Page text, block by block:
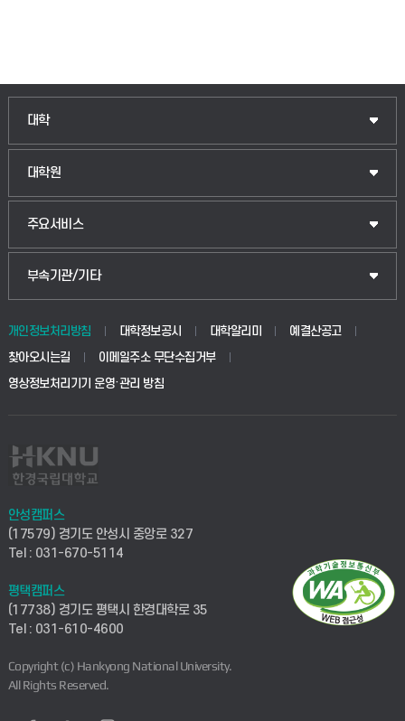
대학
대학원
주요서비스
부속기관/기타
개인정보처리방침 대학정보공시 대학알리미
예결산공고
찾아오시는길
이메일주소 무단수집거부
영상정보처리기기 운영·관리 방침
안성캠퍼스
(17579) 경기도 안성시 중앙로 327
Tel : 031-670-5114
평택캠퍼스
(17738) 경기도 평택시 한경대학로 35
Tel : 031-610-4600
Copyright (c) Hankyong National University.
All Rights Reserved.